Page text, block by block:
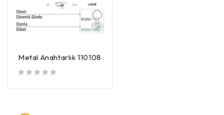
Metal Anahtarlık 110108